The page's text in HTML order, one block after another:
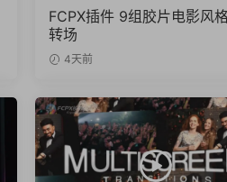
FCPX插件 9组胶片电影风
转场
4天前